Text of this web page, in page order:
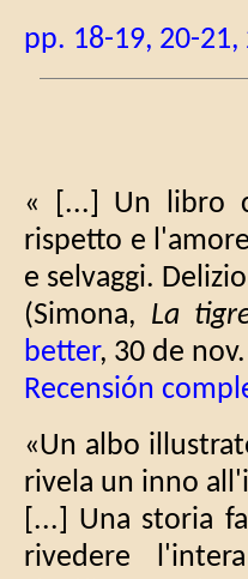
pp. 18-19, 20-21,
« [...] Un libro
rispetto e
e selvaggi.
(Simona, La
better, 30 de
Recensión
«Un albo
rivela un inno
[...] Una storia
rivedere